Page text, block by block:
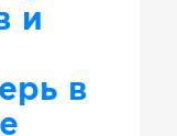
и
в